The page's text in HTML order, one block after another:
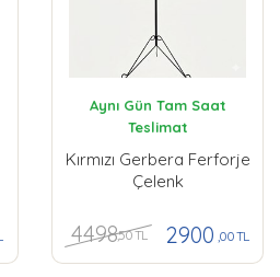
Aynı Gün Tam Saat
Teslimat
Kırmızı Gerbera Ferforje
Çelenk
4498,50 TL 2900 ,00 TL